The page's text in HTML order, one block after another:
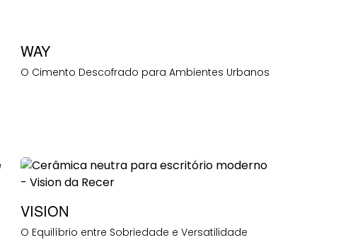
WAY
O Cimento Descofrado para Ambientes Urbanos
VISION
O Equilíbrio entre Sobriedade e Versatilidade